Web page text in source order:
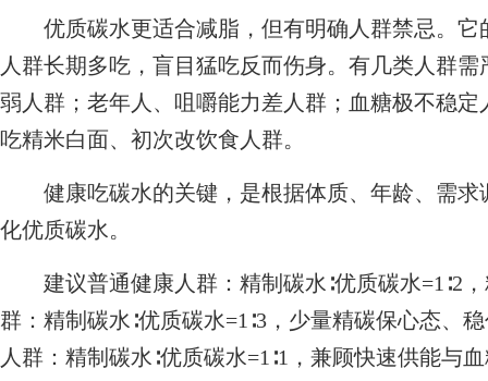
优质碳水更适合减脂，但有明确人群禁忌。它
人群长期多吃，盲目猛吃反而伤身。有几类人群
弱人群；老年人、咀嚼能力差人群；血糖极不稳
吃精米白面、初次改饮食人群。
健康吃碳水的关键，是根据体质、年龄、需求
化优质碳水。
建议普通健康人群：精制碳水∶优质碳水=1∶2
群：精制碳水∶优质碳水=1∶3，少量精碳保心态、
人群：精制碳水∶优质碳水=1∶1，兼顾快速供能与